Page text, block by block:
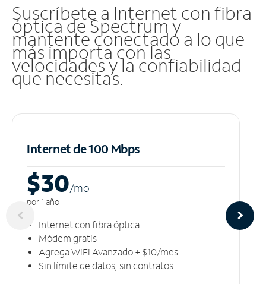
Suscríbete a Internet con fibra
óptica de Spectrum y
mantente conectado a lo que
más importa con las
velocidades y la confiabilidad
que necesitas.
Internet de 100 Mbps
$30/mo
por 1 año
Internet con fibra óptica
Módem gratis
Agrega WiFi Avanzado + $10/mes
Sin límite de datos, sin contratos